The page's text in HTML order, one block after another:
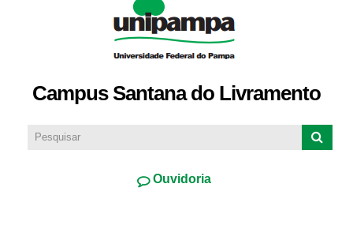
Campus Santana do Livramento
Ouvidoria